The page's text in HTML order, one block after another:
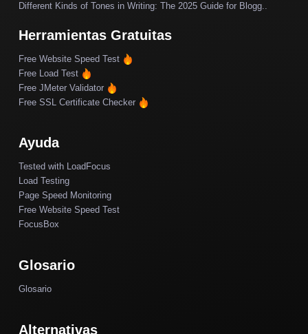
Different Kinds of Tones in Writing: The 2025 Guide for Blogg..
Herramientas Gratuitas
Free Website Speed Test
Free Load Test
Free JMeter Validator
Free SSL Certificate Checker
Ayuda
Tested with LoadFocus
Load Testing
Page Speed Monitoring
Free Website Speed Test
FocusBox
Glosario
Glosario
Alternativas